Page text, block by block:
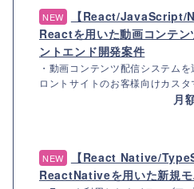
NEW
【React/JavaScript/
Reactを用いた動画コンテン
ントエンド開発案件
・動画コンテンツ配信システム
ロントサイトのお客様向けカス
月
NEW
【React Native/
ReactNativeを用いた新規